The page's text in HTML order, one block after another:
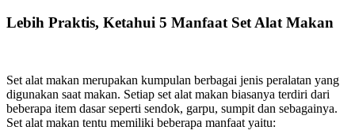
Lebih Praktis, Ketahui 5 Manfaat Set Alat Makan
Set alat makan merupakan kumpulan berbagai jenis peralatan yang
digunakan saat makan. Setiap set alat makan biasanya terdiri dari
beberapa item dasar seperti sendok, garpu, sumpit dan sebagainya.
Set alat makan tentu memiliki beberapa manfaat yaitu: